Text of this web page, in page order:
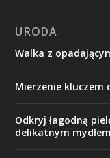
URODA
Walka z
Mierzenie kluczem
Odkryj łagodną
delikatnym mydłem